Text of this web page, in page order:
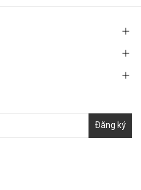
Đăng ký